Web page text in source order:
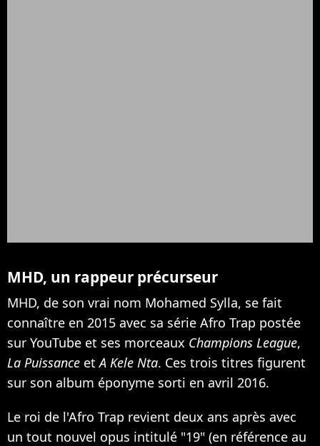
MHD, un rappeur précurseur
MHD, de son vrai nom Mohamed Sylla, se fait
connaître en 2015 avec sa série Afro Trap postée
sur YouTube et ses morceaux Champions League,
La Puissance etA Kele Nta. Ces trois titres figurent
sur son album éponyme sorti en avril 2016.
Le roi de l'Afro Trap revient deux ans après avec
un tout nouvel opus intitulé "19" (en référence au